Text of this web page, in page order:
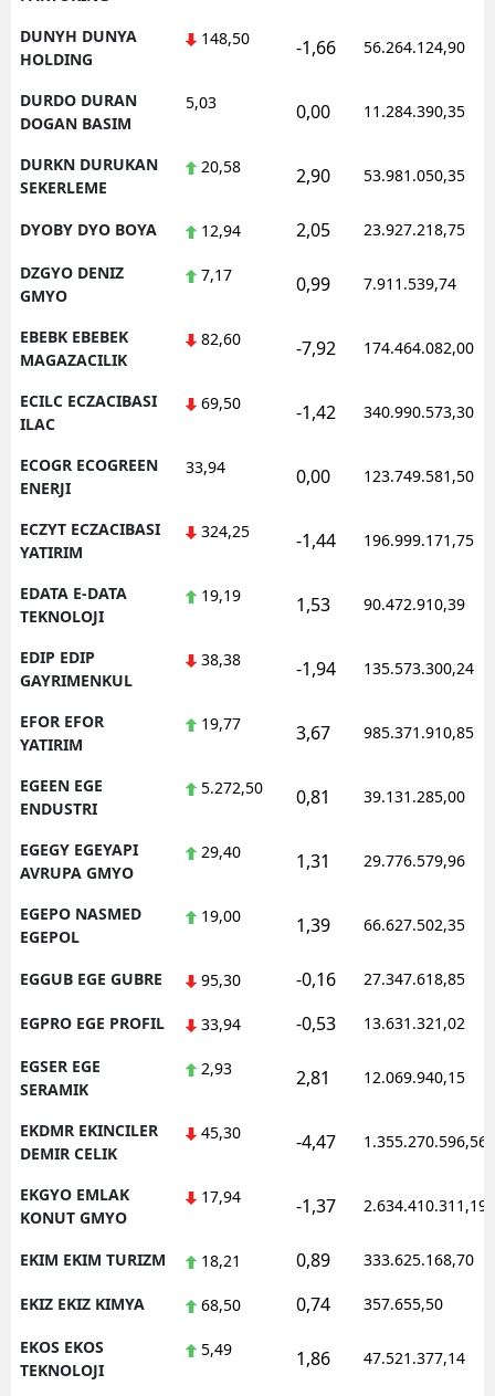
DUNYH DUNYA
HOLDING
148,50 -1,66 56.264.124,90
DURDO DURAN
DOGAN BASIM
5,03 0,00 11.284.390,35
DURKN DURUKAN
SEKERLEME
20,58 2,90 53.981.050,35
DYOBY DYO BOYA 12,94 2,05 23.927.218,75
DZGYO DENIZ
GMYO
7,17 0,99 7.911.539,74
EBEBK EBEBEK
MAGAZACILIK
82,60 -7,92 174.464.082,00
ECILC ECZACIBASI
ILAC
69,50 -1,42 340.990.573,30
ECOGR ECOGREEN
ENERJI
33,94 0,00 123.749.581,50
ECZYT ECZACIBASI
YATIRIM
324,25 -1,44 196.999.171,75
EDATA E-DATA
TEKNOLOJI
19,19 1,53 90.472.910,39
EDIP EDIP
GAYRIMENKUL
38,38 -1,94 135.573.300,24
EFOR EFOR
YATIRIM
19,77 3,67 985.371.910,85
EGEEN EGE
ENDUSTRI
5.272,50 0,81 39.131.285,00
EGEGY EGEYAPI
AVRUPA GMYO
29,40 1,31 29.776.579,96
EGEPO NASMED
EGEPOL
19,00 1,39 66.627.502,35
EGGUB EGE GUBRE 95,30 -0,16 27.347.618,85
EGPRO EGE PROFIL 33,94 -0,53 13.631.321,02
EGSER EGE
SERAMIK
2,93 2,81 12.069.940,15
EKDMR EKINCILER
DEMIR CELIK
45,30 -4,47 1.355.270.596,56
EKGYO EMLAK
KONUT GMYO
17,94 -1,37 2.634.410.311,19
EKIM EKIM TURIZM 18,21 0,89 333.625.168,70
EKIZ EKIZ KIMYA 68,50 0,74 357.655,50
EKOS EKOS
TEKNOLOJI
5,49 1,86 47.521.377,14